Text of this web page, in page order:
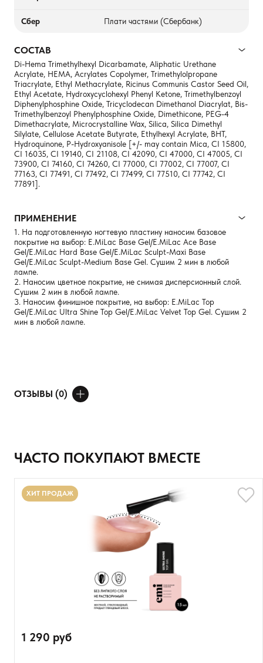
Сбер Плати частями (Сбербанк)
СОСТАВ
Di-Hema Trimethylhexyl Dicarbamate, Aliphatic Urethane
Acrylate, HEMA, Acrylates Copolymer, Trimethylolpropane
Triacrylate, Ethyl Methacrylate, Ricinus Communis Castor Seed Oil,
Ethyl Acetate, Hydroxycyclohexyl Phenyl Ketone, Trimethylbenzoyl
Diphenylphosphine Oxide, Tricyclodecan Dimethanol Diacrylat, Bis-
Trimethylbenzoyl Phenylphosphine Oxide, Dimethicone, PEG-4
Dimethacrylate, Microcrystalline Wax, Silica, Silica Dimethyl
Silylate, Cellulose Acetate Butyrate, Ethylhexyl Acrylate, BHT,
Hydroquinone, P-Hydroxyanisole [+/- may contain Mica, CI 15800,
CI 16035, CI 19140, CI 21108, CI 42090, CI 47000, CI 47005, CI
73900, CI 74160, CI 74260, CI 77000, CI 77002, CI 77007, CI
77163, CI 77491, CI 77492, CI 77499, CI 77510, CI 77742, CI
77891].
ПРИМЕНЕНИЕ
1. На подготовленную ногтевую пластину наносим базовое
покрытие на выбор: E.MiLac Base Gel/E.MiLac Ace Base
Gel/E.MiLac Hard Base Gel/E.MiLac Sculpt-Maxi Base
Gel/E.MiLac Sculpt-Medium Base Gel. Сушим 2 мин в любой
лампе.
2. Наносим цветное покрытие, не снимая дисперсионный слой.
Сушим 2 мин в любой лампе.
3. Наносим финишное покрытие, на выбор: E.MiLac Top
Gel/E.MiLac Ultra Shine Top Gel/E.MiLac Velvet Top Gel. Сушим 2
мин в любой лампе.
ОТЗЫВЫ (0)
ДОБАВИТЬ ОТЗЫВ
Ваше имя
Товар
Расскажите о впечатлениях
ЧАСТО ПОКУПАЮТ ВМЕСТЕ
ХИТ ПРОДАЖ
1 290 руб